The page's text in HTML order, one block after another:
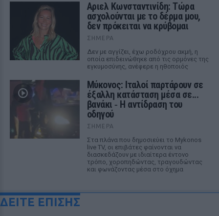
Αριελ Κωνσταντινίδη: Τώρα
ασχολούνται με το δέρμα μου,
δεν πρόκειται να κρύβομαι
ΣΉΜΕΡΑ
Δεν με αγγίζει, έχω ροδόχρου ακμή, η
οποία επιδεινώθηκε από τις ορμόνες της
εγκυμοσύνης, ανέφερε η ηθοποιός
Μύκονος: Ιταλοί παρτάρουν σε
έξαλλη κατάσταση μέσα σε...
βανάκι ‑ Η αντίδραση του
οδηγού
ΣΉΜΕΡΑ
Στα πλάνα που δημοσιεύει το Mykonos
live TV, οι επιβάτες φαίνονται να
διασκεδάζουν με ιδιαίτερα έντονο
τρόπο, χοροπηδώντας, τραγουδώντας
και φωνάζοντας μέσα στο όχημα
ΔΕΙΤΕ ΕΠΙΣΗΣ